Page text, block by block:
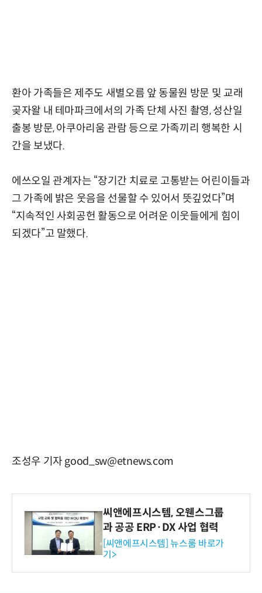
환아 가족들은 제주도 새별오름 앞 동물원 방문 및 교래
곶자왈 내 테마파크에서의 가족 단체 사진 촬영, 성산일
출봉 방문, 아쿠아리움 관람 등으로 가족끼리 행복한 시
간을 보냈다.
에쓰오일 관계자는 “장기간 치료로 고통받는 어린이들과
그 가족에 밝은 웃음을 선물할 수 있어서 뜻깊었다”며
“지속적인 사회공헌 활동으로 어려운 이웃들에게 힘이
되겠다”고 말했다.
조성우 기자 good_sw@etnews.com
씨앤에프시스템, 오웬스그룹
과 공공 ERP·DX 사업 협력
[씨앤에프시스템] 뉴스룸 바로가
기>